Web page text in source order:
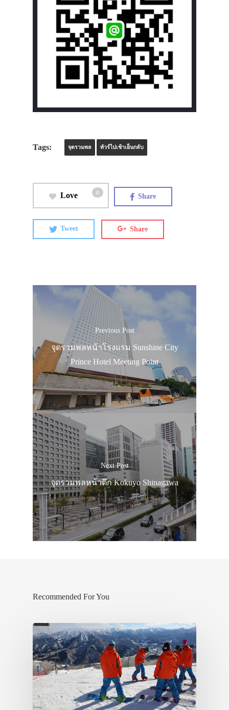
Tags: จุดรวมพล ทัวร์ไปเช้าเย็นกลับ
Love 0 Share
Tweet Share
Previous Post
จุดรวมพลหน้าโรงแรม Sunshine City
Prince Hotel Meeting Point
Next Post
จุดรวมพลหน้าตึก Kokuyo Shinagawa
Recommended For You
ประเทศญี่ปุ่น
เที่ยวญี่ปุ่นด้ว
เอง
รถบัส
เดินทาง